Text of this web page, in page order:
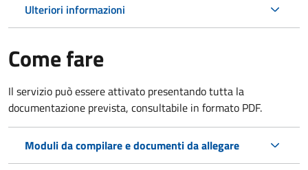
Ulteriori informazioni
Come fare
Il servizio può essere attivato presentando tutta la
documentazione prevista, consultabile in formato PDF.
Moduli da compilare e documenti da allegare